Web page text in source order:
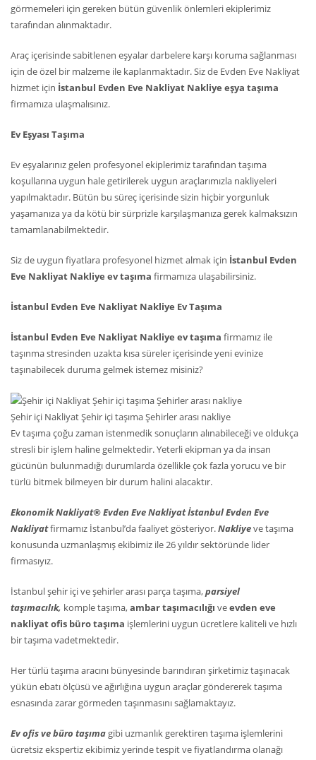
görmemeleri için gereken bütün güvenlik önlemleri ekiplerimiz
tarafından alınmaktadır.
Araç içerisinde sabitlenen eşyalar darbelere karşı koruma sağlanması
için de özel bir malzeme ile kaplanmaktadır. Siz de Evden Eve Nakliyat
hizmet için İstanbul Evden Eve Nakliyat Nakliye eşya taşıma
firmamıza ulaşmalısınız.
Ev Eşyası Taşıma
Ev eşyalarınız gelen profesyonel ekiplerimiz tarafından taşıma
koşullarına uygun hale getirilerek uygun araçlarımızla nakliyeleri
yapılmaktadır. Bütün bu süreç içerisinde sizin hiçbir yorgunluk
yaşamanıza ya da kötü bir sürprizle karşılaşmanıza gerek kalmaksızın
tamamlanabilmektedir.
Siz de uygun fiyatlara profesyonel hizmet almak için İstanbul Evden
Eve Nakliyat Nakliye ev taşıma firmamıza ulaşabilirsiniz.
İstanbul Evden Eve Nakliyat Nakliye Ev Taşıma
İstanbul Evden Eve Nakliyat Nakliye ev taşıma firmamız ile
taşınma stresinden uzakta kısa süreler içerisinde yeni evinize
taşınabilecek duruma gelmek istemez misiniz?
Şehir içi Nakliyat Şehir içi taşıma Şehirler arası nakliye
Ev taşıma çoğu zaman istenmedik sonuçların alınabileceği ve oldukça
stresli bir işlem haline gelmektedir. Yeterli ekipman ya da insan
gücünün bulunmadığı durumlarda özellikle çok fazla yorucu ve bir
türlü bitmek bilmeyen bir durum halini alacaktır.
Ekonomik Nakliyat® Evden Eve Nakliyat İstanbul Evden Eve
Nakliyatfirmamız İstanbul’da faaliyet gösteriyor.Nakliyeve taşıma
konusunda uzmanlaşmış ekibimiz ile 26 yıldır sektöründe lider
firmasıyız.
İstanbul şehir içi ve şehirler arası parça taşıma,parsiyel
taşımacılık, komple taşıma,ambar taşımacılığı veevden eve
nakliyat ofis büro taşıma işlemlerini uygun ücretlere kaliteli ve hızlı
bir taşıma vadetmektedir.
Her türlü taşıma aracını bünyesinde barındıran şirketimiz taşınacak
yükün ebatı ölçüsü ve ağırlığına uygun araçlar göndererek taşıma
esnasında zarar görmeden taşınmasını sağlamaktayız.
Ev ofis ve büro taşıma gibi uzmanlık gerektiren taşıma işlemlerini
ücretsiz ekspertiz ekibimiz yerinde tespit ve fiyatlandırma olanağı